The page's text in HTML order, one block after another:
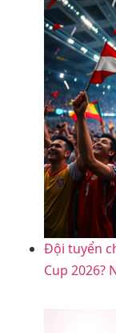
Đội tuyển
Cup 2026?